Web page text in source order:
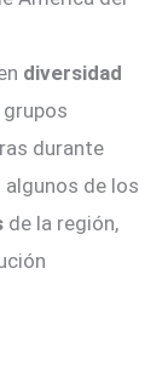
diversidad
durante
de los
de la región,